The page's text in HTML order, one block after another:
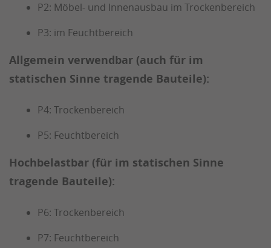
P2: Möbel- und Innenausbau im Trockenbereich
P3: im Feuchtbereich
Allgemein verwendbar (auch für im
statischen Sinne tragende Bauteile):
P4: Trockenbereich
P5: Feuchtbereich
Hochbelastbar (für im statischen Sinne
tragende Bauteile):
P6: Trockenbereich
P7: Feuchtbereich